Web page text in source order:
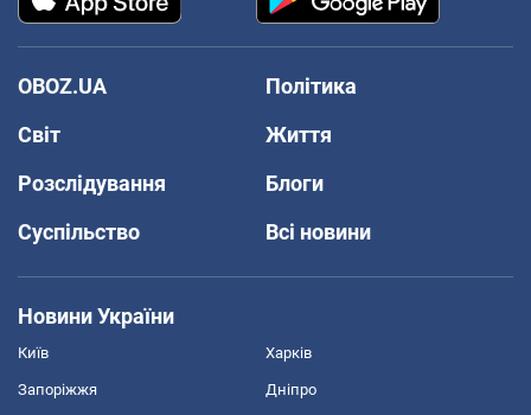
OBOZ.UA
Політика
Світ
Життя
Розслідування
Блоги
Суспільство
Всі новини
Новини України
Київ Харків
Запоріжжя Дніпро